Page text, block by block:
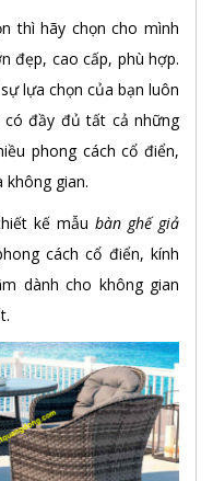
thì hãy chọn cho mình
đẹp, cao cấp, phù hợp.
lựa chọn của bạn luôn
có đầy đủ tất cả những
phong cách cổ điển,
không gian.
kế mẫubàn ghế giả
cách cổ điển, kính
dành cho không gian